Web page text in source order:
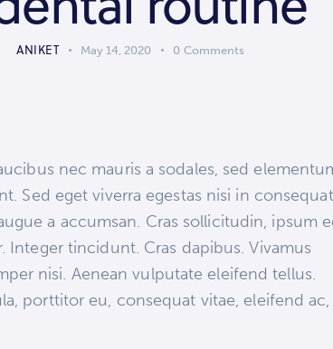
ANIKET May 14, 2020 0 Comments
nec mauris a sodales, sed
Sed eget viverra egestas nisi in
a accumsan. Cras sollicitudin, ipsum
Integer tincidunt. Cras dapibus. Vivamus
nisi. Aenean vulputate eleifend tellus.
porttitor eu, consequat vitae, eleifend ac,